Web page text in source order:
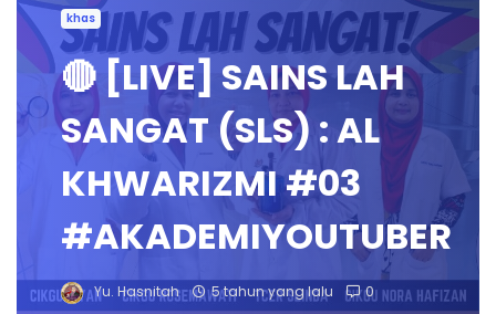
khas
🔴 [LIVE] SAINS LAH
SANGAT (SLS) : AL
KHWARIZMI #03
#AKADEMIYOUTUBER
Yu. Hasnitah 5 tahun yang lalu 0